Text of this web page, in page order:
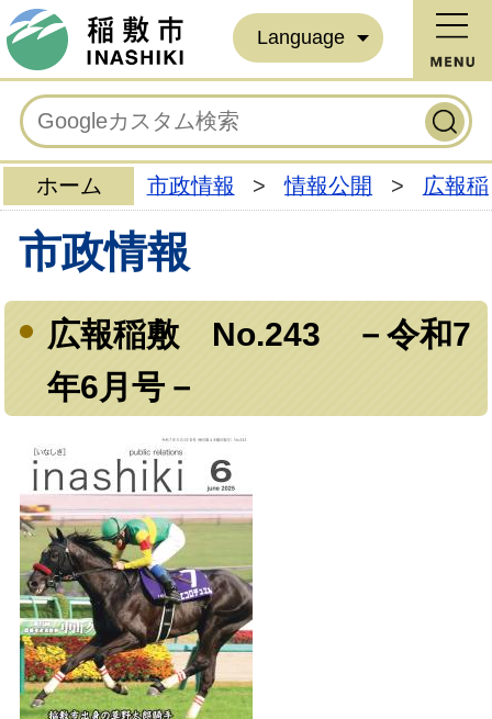
Language
ホーム 市政情報 > 情報公開 > 広報
市政情報
広報稲敷 No.243 －令和7
年6月号－